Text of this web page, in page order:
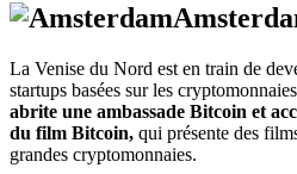
La Venise du Nord est en train de
startups basées sur les
abrite une ambassade Bitcoin et
du film Bitcoin, qui présente des
grandes cryptomonnaies.